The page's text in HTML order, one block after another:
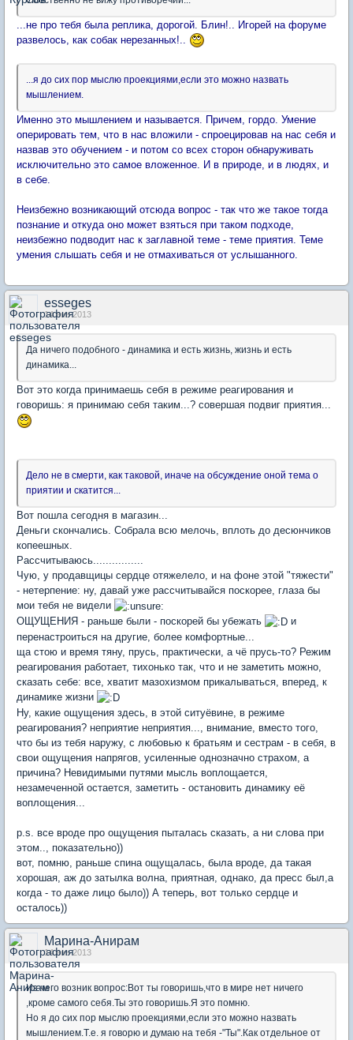
...не про тебя была реплика, дорогой. Блин!.. Игорей на форуме
развелось, как собак нерезанных!..
...я до сих пор мыслю проекциями,если это можно назвать
мышлением.
Именно это мышлением и называется. Причем, гордо. Умение
оперировать тем, что в нас вложили - спроецировав на нас себя и
назвав это обучением - и потом со всех сторон обнаруживать
исключительно это самое вложенное. И в природе, и в людях, и
в себе.
Неизбежно возникающий отсюда вопрос - так что же такое тогда
познание и откуда оно может взяться при таком подходе,
неизбежно подводит нас к заглавной теме - теме приятия. Теме
умения слышать себя и не отмахиваться от услышанного.
esseges
14 янв 2013
Да ничего подобного - динамика и есть жизнь, жизнь и есть
динамика...
Вот это когда принимаешь себя в режиме реагирования и
говоришь: я принимаю себя таким...? совершая подвиг приятия...
Дело не в смерти, как таковой, иначе на обсуждение оной тема о
приятии и скатится...
Вот пошла сегодня в магазин...
Деньги скончались. Собрала всю мелочь, вплоть до десюнчиков
копеешных.
Рассчитываюсь................
Чую, у продавщицы сердце отяжелело, и на фоне этой "тяжести"
- нетерпение: ну, давай уже рассчитывайся поскорее, глаза бы
мои тебя не видели
ОЩУЩЕНИЯ - раньше были - поскорей бы убежать
и
перенастроиться на другие, более комфортные...
ща стою и время тяну, прусь, практически, а чё прусь-то? Режим
реагирования работает, тихонько так, что и не заметить можно,
сказать себе: все, хватит мазохизмом прикалываться, вперед, к
динамике жизни
Ну, какие ощущения здесь, в этой ситуёвине, в режиме
реагирования? неприятие неприятия..., внимание, вместо того,
что бы из тебя наружу, с любовью к братьям и сестрам - в себя, в
свои ощущения напрягов, усиленные однозначно страхом, а
причина? Невидимыми путями мысль воплощается,
незамеченной остается, заметить - остановить динамику её
воплощения...
p.s. все вроде про ощущения пыталась сказать, а ни слова при
этом.., показательно))
вот, помню, раньше спина ощущалась, была вроде, да такая
хорошая, аж до затылка волна, приятная, однако, да пресс был,а
когда - то даже лицо было)) А теперь, вот только сердце и
осталось))
Марина-Анирам
14 янв 2013
Из чего возник вопрос:Вот ты говоришь,что в мире нет ничего
,кроме самого себя.Ты это говоришь.Я это помню.
Но я до сих пор мыслю проекциями,если это можно назвать
мышлением.Т.е. я говорю и думаю на тебя -"Ты".Как отдельное от